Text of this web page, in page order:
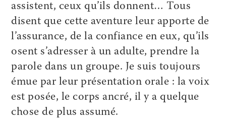
assistent, ceux qu’ils donnent… Tous
disent que cette aventure leur apporte de
l’assurance, de la confiance en eux, qu’ils
osent s’adresser à un adulte, prendre la
parole dans un groupe. Je suis toujours
émue par leur présentation orale : la voix
est posée, le corps ancré, il y a quelque
chose de plus assumé.